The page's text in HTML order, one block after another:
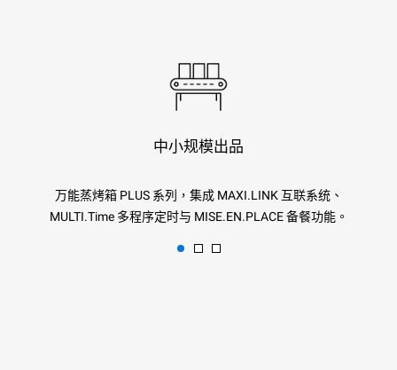
中小规模出品
万能蒸烤箱 PLUS 系列，集成 MAXI.LINK 互联系统、
MULTI.Time 多程序定时与 MISE.EN.PLACE 备餐功能。